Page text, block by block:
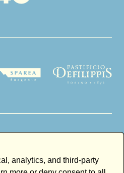
analytics, and third-party